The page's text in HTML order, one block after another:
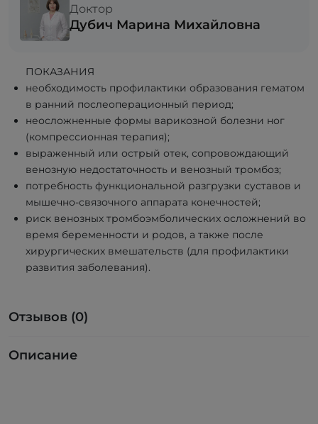
Доктор
Дубич Марина Михайловна
ПОКАЗАНИЯ
необходимость профилактики образования гематом
в ранний послеоперационный период;
неосложненные формы варикозной болезни ног
(компрессионная терапия);
выраженный или острый отек, сопровождающий
венозную недостаточность и венозный тромбоз;
потребность функциональной разгрузки суставов и
мышечно-связочного аппарата конечностей;
риск венозных тромбоэмболических осложнений во
время беременности и родов, а также после
хирургических вмешательств (для профилактики
развития заболевания).
Отзывов (0)
Описание